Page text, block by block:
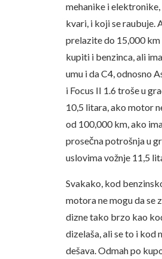
mehanike i
kvari, i koji se raubuje.
prelazite do 15,000
kupiti i benzinca, ali
umu i da C4, odnosno
i Focus II 1.6 troše u
10,5 litara, ako motor
od 100,000 km, ako
prosečna potrošnja u
uslovima vožnje 11,5
Svakako, kod
motora ne mogu da se
dizne tako brzo kao
dizelaša, ali se to i kod
dešava. Odmah po